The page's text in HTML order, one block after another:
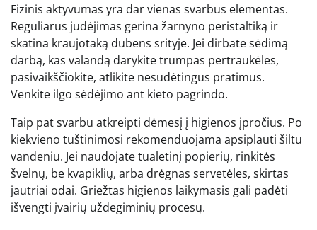
Fizinis aktyvumas yra dar vienas svarbus elementas.
Reguliarus judėjimas gerina žarnyno peristaltiką ir
skatina kraujotaką dubens srityje. Jei dirbate sėdimą
darbą, kas valandą darykite trumpas pertraukėles,
pasivaikščiokite, atlikite nesudėtingus pratimus.
Venkite ilgo sėdėjimo ant kieto pagrindo.
Taip pat svarbu atkreipti dėmesį į higienos įpročius. Po
kiekvieno tuštinimosi rekomenduojama apsiplauti šiltu
vandeniu. Jei naudojate tualetinį popierių, rinkitės
švelnų, be kvapiklių, arba drėgnas servetėles, skirtas
jautriai odai. Griežtas higienos laikymasis gali padėti
išvengti įvairių uždegiminių procesų.